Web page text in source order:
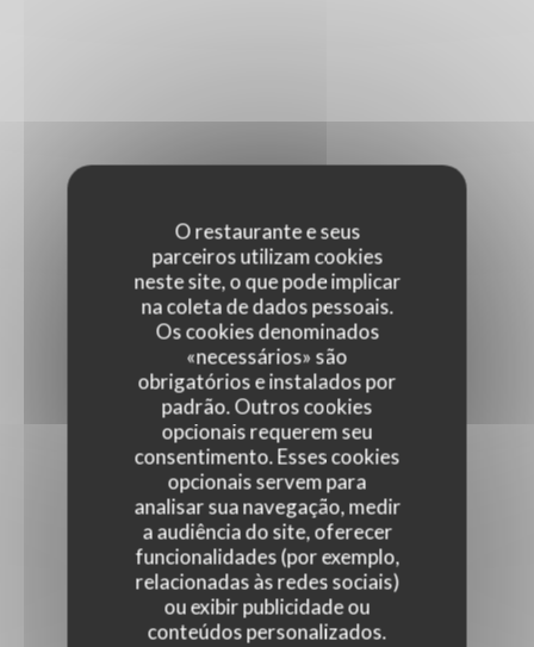
O restaurante e seus
parceiros utilizam cookies
neste site, o que pode implicar
na coleta de dados pessoais.
Os cookies denominados
«necessários» são
obrigatórios e instalados por
padrão. Outros cookies
opcionais requerem seu
consentimento. Esses cookies
opcionais servem para
analisar sua navegação, medir
a audiência do site, oferecer
funcionalidades (por exemplo,
relacionadas às redes sociais)
ou exibir publicidade ou
conteúdos personalizados.